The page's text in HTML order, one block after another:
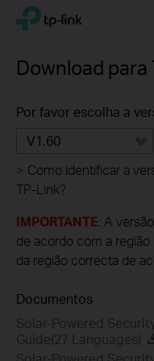
Click
navigation
TP-Link, Reliably Smart
Download para
Por favor escolha a
V1.60
> Como identificar a
TP-Link?
IMPORTANTE: A
de acordo com a região
da região correcta de
Documentos
Solar-Powered
Guide(27 Languages)